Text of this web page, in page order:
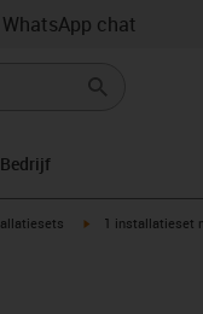
chat
Bedrijf
arrow-right igus-icon-arrow-
1 installatieset